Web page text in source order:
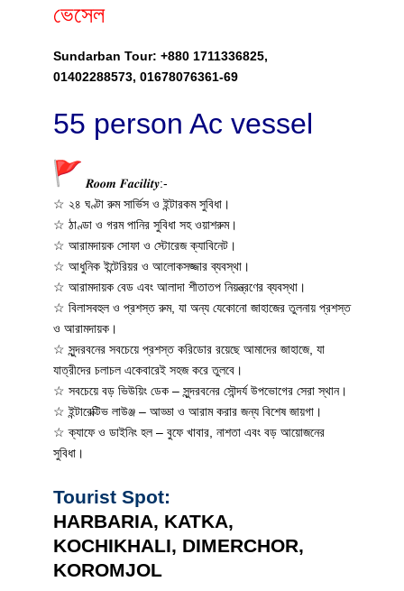
ভেসেল
Sundarban Tour: +880 1711336825,
01402288573, 01678076361-69
55 person Ac vessel
𝑹𝒐𝒐𝒎 𝑭𝒂𝒄𝒊𝒍𝒊𝒕𝒚:-
☆ ২৪ ঘণ্টা রুম সার্ভিস ও ইন্টারকম সুবিধা।
☆ ঠাণ্ডা ও গরম পানির সুবিধা সহ ওয়াশরুম।
☆ আরামদায়ক সোফা ও স্টোরেজ ক্যাবিনেট।
☆ আধুনিক ইন্টেরিয়র ও আলোকসজ্জার ব্যবস্থা।
☆ আরামদায়ক বেড এবং আলাদা শীতাতপ নিয়ন্ত্রণের ব্যবস্থা।
☆ বিলাসবহুল ও প্রশস্ত রুম, যা অন্য যেকোনো জাহাজের তুলনায় প্রশস্ত
ও আরামদায়ক।
☆ সুন্দরবনের সবচেয়ে প্রশস্ত করিডোর রয়েছে আমাদের জাহাজে, যা
যাত্রীদের চলাচল একেবারেই সহজ করে তুলবে।
☆ সবচেয়ে বড় ভিউয়িং ডেক – সুন্দরবনের সৌন্দর্য উপভোগের সেরা স্থান।
☆ ইন্টারেক্টিভ লাউঞ্জ – আড্ডা ও আরাম করার জন্য বিশেষ জায়গা।
☆ ক্যাফে ও ডাইনিং হল – বুফে খাবার, নাশতা এবং বড় আয়োজনের
সুবিধা।
Tourist Spot:
HARBARIA, KATKA,
KOCHIKHALI, DIMERCHOR,
KOROMJOL